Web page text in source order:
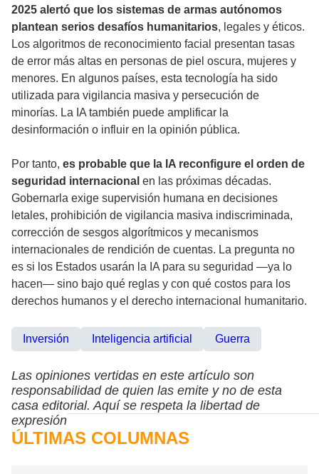
2025 alertó que los sistemas de armas autónomos
plantean serios desafíos humanitarios, legales y éticos.
Los algoritmos de reconocimiento facial presentan tasas
de error más altas en personas de piel oscura, mujeres y
menores. En algunos países, esta tecnología ha sido
utilizada para vigilancia masiva y persecución de
minorías. La IA también puede amplificar la
desinformación o influir en la opinión pública.
Por tanto, es probable que la IA reconfigure el orden de
seguridad internacional en las próximas décadas.
Gobernarla exige supervisión humana en decisiones
letales, prohibición de vigilancia masiva indiscriminada,
corrección de sesgos algorítmicos y mecanismos
internacionales de rendición de cuentas. La pregunta no
es si los Estados usarán la IA para su seguridad —ya lo
hacen— sino bajo qué reglas y con qué costos para los
derechos humanos y el derecho internacional humanitario.
Inversión Inteligencia artificial Guerra
Las opiniones vertidas en este artículo son
responsabilidad de quien las emite y no de esta
casa editorial. Aquí se respeta la libertad de
expresión
ÚLTIMAS COLUMNAS